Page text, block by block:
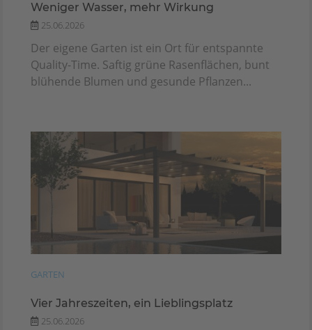
Weniger Wasser, mehr Wirkung
25.06.2026
Der eigene Garten ist ein Ort für entspannte
Quality-Time. Saftig grüne Rasenflächen, bunt
blühende Blumen und gesunde Pflanzen...
GARTEN
Vier Jahreszeiten, ein Lieblingsplatz
25.06.2026